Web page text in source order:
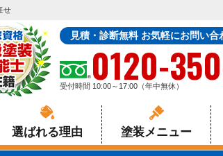
せ
見積・診断無料 お気軽にお問い合
0120-
受付時間 10:00～17:00（年中無休）
選ばれる理由 塗装メニュー